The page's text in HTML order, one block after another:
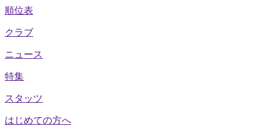
順位表
クラブ
ニュース
特集
スタッツ
はじめての方へ